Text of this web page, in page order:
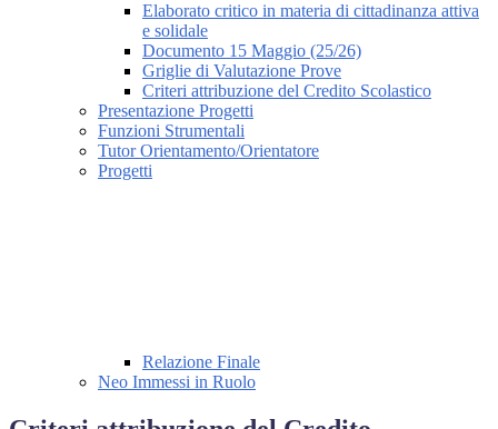
Elaborato critico in materia di cittadinanza attiva
e solidale
Documento 15 Maggio (25/26)
Griglie di Valutazione Prove
Criteri attribuzione del Credito Scolastico
Presentazione Progetti
Funzioni Strumentali
Tutor Orientamento/Orientatore
Progetti
Relazione Finale
Neo Immessi in Ruolo